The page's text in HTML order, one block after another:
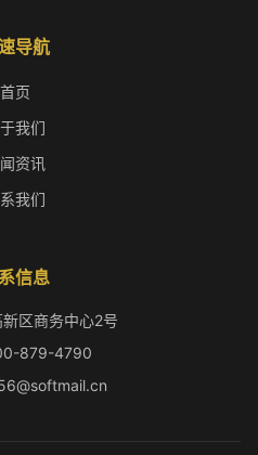
导航
首页
我们
资讯
我们
信息
区商务中心2号
879-4790